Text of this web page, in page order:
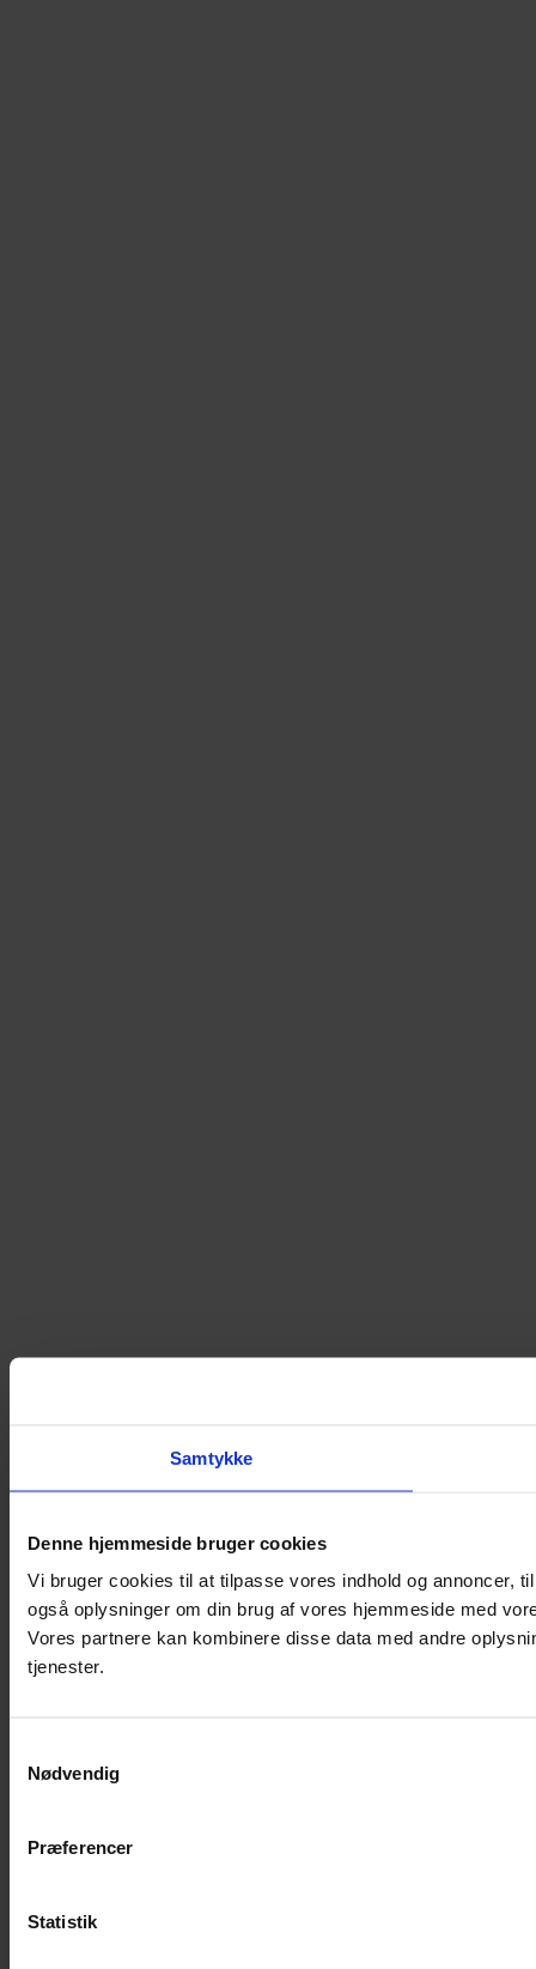
Samtykke
Denne hjemmeside bruger cookies
Vi bruger cookies til at tilpasse vores indhold og annoncer,
også oplysninger om din brug af vores hjemmeside med
Vores partnere kan kombinere disse data med andre
tjenester.
Nødvendig
Præferencer
Statistik